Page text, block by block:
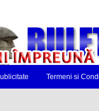
Termeni si